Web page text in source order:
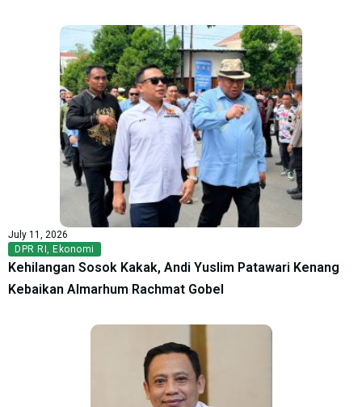
July 11, 2026
DPR RI , Ekonomi
Kehilangan Sosok Kakak, Andi Yuslim Patawari Kenang
Kebaikan Almarhum Rachmat Gobel